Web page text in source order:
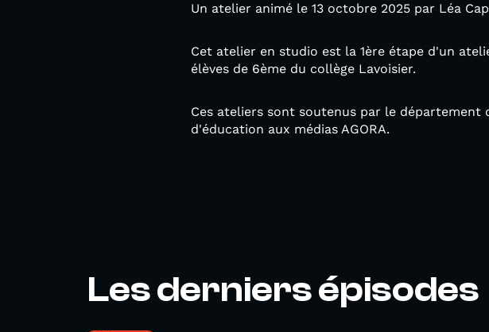
Un atelier animé le 13 octobre 2025 par Léa
Cet atelier en studio est la 1ère étape d'un
élèves de 6ème du collège Lavoisier.
Ces ateliers sont soutenus par le département
d'éducation aux médias AGORA.
Les derniers épisodes